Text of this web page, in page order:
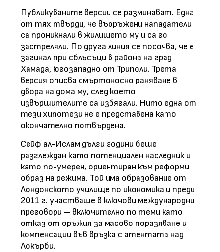
Публикуваните версии се разминават. Една
от тях твърди, че въоръжени нападатели
са проникнали в жилището му и са го
застреляли. По друга линия се посочва, че е
загинал при сблъсъци в района на град
Хамада, югозападно от Триполи. Трета
версия описва смъртоносно раняване в
двора на дома му, след което
извършителите са избягали. Нито една от
тези хипотези не е представена като
окончателно потвърдена.
Сейф ал-Ислам дълги години беше
разглеждан като потенциален наследник и
като по-умерен, ориентиран към реформи
образ на режима. Той има образование от
Лондонското училище по икономика и преди
2011 г. участваше в ключови международни
преговори – включително по теми като
отказ от оръжия за масово поразяване и
компенсации във връзка с атентата над
Локърби.